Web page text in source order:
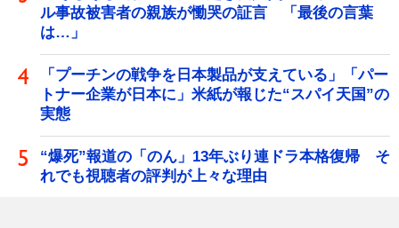
ル事故被害者の親族が慟哭の証言 「最後の言葉
は…」
「プーチンの戦争を日本製品が支えている」「パー
トナー企業が日本に」米紙が報じた“スパイ天国”の
実態
“爆死”報道の「のん」13年ぶり連ドラ本格復帰 そ
れでも視聴者の評判が上々な理由